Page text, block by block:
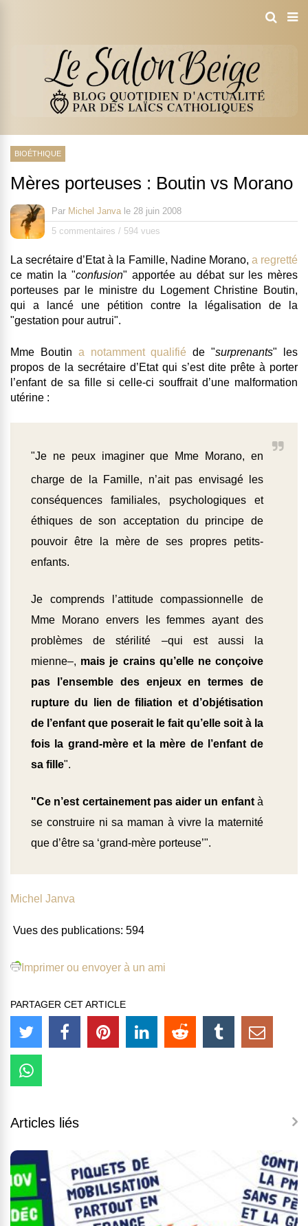
BIOÉTHIQUE
Mères porteuses : Boutin vs Morano
Par Michel Janva le 28 juin 2008
5 commentaires / 594 vues
La secrétaire d’Etat à la Famille, Nadine Morano, a regretté
ce matin la "confusion" apportée au débat sur les mères
porteuses par le ministre du Logement Christine Boutin,
qui a lancé une pétition contre la légalisation de la
"gestation pour autrui".
Mme Boutin a notamment qualifié de "surprenants" les
propos de la secrétaire d’Etat qui s’est dite prête à porter
l’enfant de sa fille si celle-ci souffrait d’une malformation
utérine :
"Je ne peux imaginerque Mme Morano, en
charge de la Famille, n’ait pas envisagé les
conséquences familiales, psychologiques et
éthiques de son acceptation du principe de
pouvoir être la mère de ses propres petits-
enfants.
Je comprends l’attitude compassionnelle de
Mme Morano envers lesfemmes ayant des
problèmes de stérilité –qui est aussi la
mienne–, mais je crains qu’elle ne conçoive
pas l’ensemble des enjeux en termes de
rupture du lien de filiation et d’objétisation
de l’enfant que poserait le fait qu’elle soit à la
fois la grand-mère et la mère de l’enfant de
sa fille".
"Ce n’est certainement pas aider un enfantà
se construire ni sa maman à vivre la maternité
que d’être sa ‘grand-mère porteuse’".
Michel Janva
Vues des publications: 594
Imprimer ou envoyer à un ami
PARTAGER CET ARTICLE
Articles liés